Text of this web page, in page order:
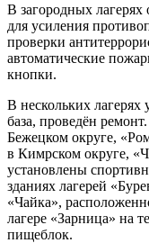
В загородных
для усиления
проверки
автоматические
кнопки.
В нескольких лагерях
база, проведён
Бежецком округе,
в Кимрском округе,
установлены
зданиях лагерей
«Чайка»,
лагере «Зарница» на
пищеблок.